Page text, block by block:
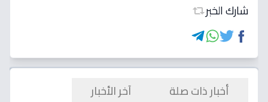
شارك الخبر
أخبار ذات صلة آخر الأخبار